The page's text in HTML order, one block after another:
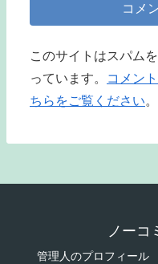
コメ
このサイトはスパム
っています。
コメン
ちらをご覧ください。
ノーコ
管理人のプロフィール